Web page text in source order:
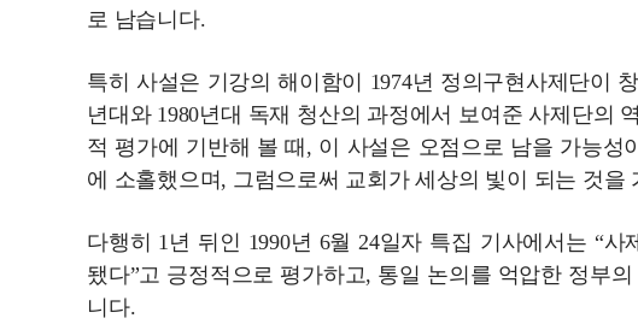
로 남습니다.
특히 사설은 기강의 해이함이 1974년 정의구현사제단이
년대와 1980년대 독재 청산의 과정에서 보여준 사제단의
적 평가에 기반해 볼 때, 이 사설은 오점으로 남을 가능
에 소홀했으며, 그럼으로써 교회가 세상의 빛이 되는 것을
다행히 1년 뒤인 1990년 6월 24일자 특집 기사에서는 “
됐다”고 긍정적으로 평가하고, 통일 논의를 억압한 정부
니다.